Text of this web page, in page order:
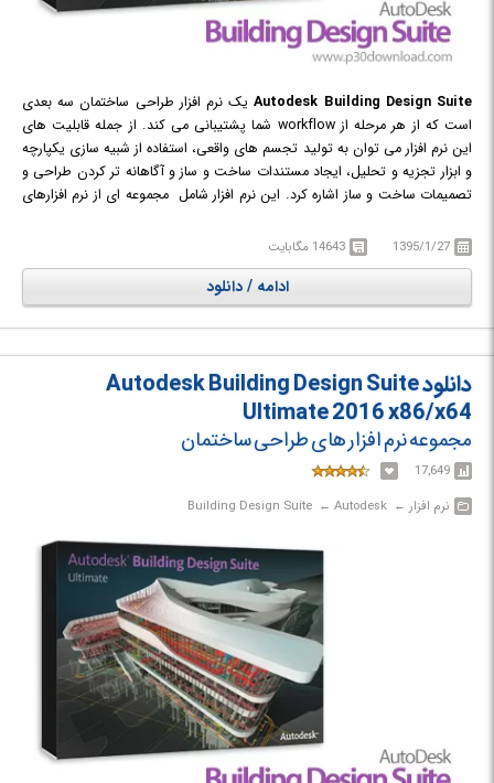
Autodesk Building Design Suiteیک نرم افزار طراحی ساختمان سه بعدی
است که از هر مرحله از workflow شما پشتیبانی می کند. از جمله قابلیت های
این نرم افزار می توان به تولید تجسم های واقعی، استفاده از شبیه سازی یکپارچه
و ابزار تجزیه و تحلیل، ایجاد مستندات ساخت و ساز و آگاهانه تر کردن طراحی و
تصمیمات ساخت و ساز اشاره کرد. این نرم افزار شامل مجموعه ای از نرم افزارهای
AutoCAD MEP, AutoCAD Raster Design, Navisworks Simulate, Revit,
Inventor, 3ds Max Design, Autodesk InfraWorks و ... می باشد.
1395/1/27 14643 مگابایت
ادامه / دانلود
دانلود Autodesk Building Design Suite
Ultimate 2016 x86/x64
مجموعه نرم افزار های طراحی ساختمان
17,649
نرم افزار‎ ← ‏ Autodesk‎ ← ‏ Building Design Suite